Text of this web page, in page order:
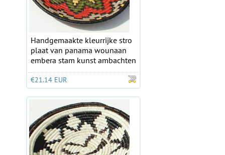
Handgemaakte kleurrijke stro
plaat van panama wounaan
embera stam kunst ambachten
€21.14 EUR